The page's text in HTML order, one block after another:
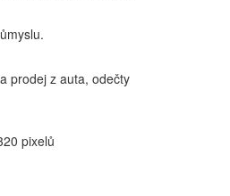
prodej z auta, odečty
pixelů